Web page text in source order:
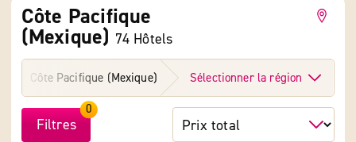
Côte Pacifique
(Mexique) 74 Hôtels
Côte Pacifique (Mexique) Sélectionner la région
Filtres
0